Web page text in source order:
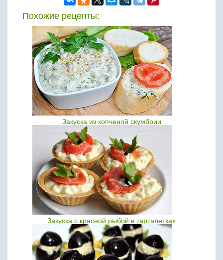
Похожие рецепты:
Закуска из копченой скумбрии
Закуска с красной рыбой в тарталетках